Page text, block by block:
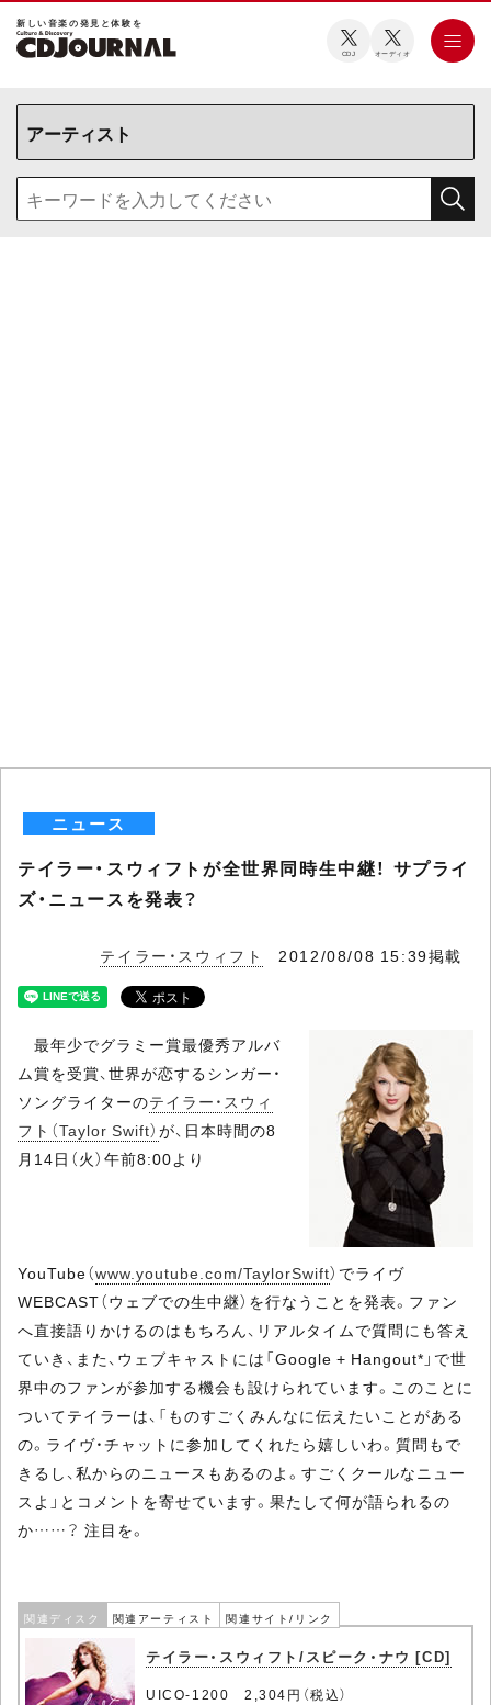
新しい⾳楽の発⾒と体験を
CDJ オーディオ
ニュース
テイラー・スウィフトが全世界同時生中継！ サプライ
ズ・ニュースを発表？
テイラー・スウィフト 2012/08/08 15:39掲載
最年少でグラミー賞最優秀アルバ
ム賞を受賞、世界が恋するシンガー・
ソングライターのテイラー・スウィ
フト（Taylor Swift） が、日本時間の8
月14日（火）午前8:00より
YouTube（www.youtube.com/TaylorSwift）でライヴ
WEBCAST（ウェブでの生中継）を行なうことを発表。ファン
へ直接語りかけるのはもちろん、リアルタイムで質問にも答え
ていき、また、ウェブキャストには「Google + Hangout*」で世
界中のファンが参加する機会も設けられています。このことに
ついてテイラーは、「ものすごくみんなに伝えたいことがある
の。ライヴ・チャットに参加してくれたら嬉しいわ。質問もで
きるし、私からのニュースもあるのよ。すごくクールなニュー
スよ」とコメントを寄せています。果たして何が語られるの
か……？ 注目を。
関連ディスク 関連アーティスト 関連サイト/リンク
テイラー・スウィフト/スピーク・ナウ [CD]
UICO-1200 2,304円（税込）